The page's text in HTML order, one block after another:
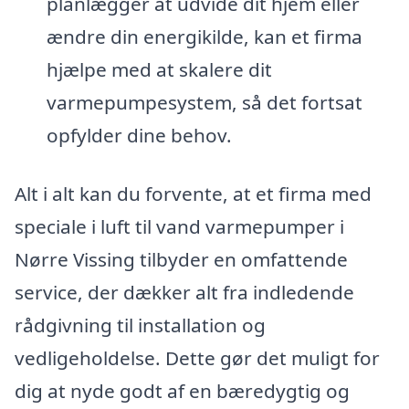
ændre din energikilde, kan et firma
hjælpe med at skalere dit
varmepumpesystem, så det fortsat
opfylder dine behov.
Alt i alt kan du forvente, at et firma med
speciale i luft til vand varmepumper i
Nørre Vissing tilbyder en omfattende
service, der dækker alt fra indledende
rådgivning til installation og
vedligeholdelse. Dette gør det muligt for
dig at nyde godt af en bæredygtig og